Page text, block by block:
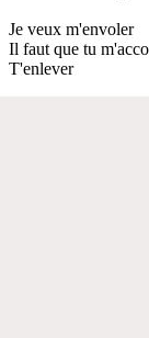
Je veux m'envoler
Il faut que tu
T'enlever